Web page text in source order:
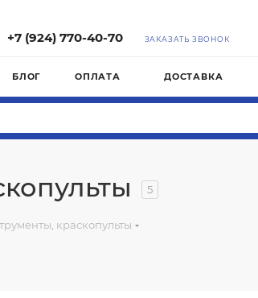
+7 (924) 770-40-70 ЗАКАЗАТЬ ЗВОНОК
БЛОГ ОПЛАТА ДОСТАВКА
5
краскопульты